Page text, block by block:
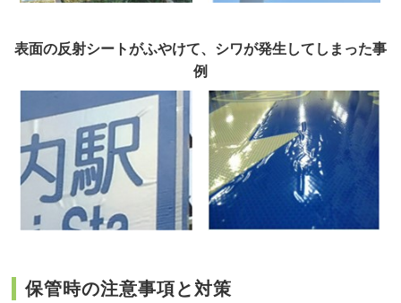
表面の反射シートがふやけて、シワが発生してしまった事
例
保管時の注意事項と対策